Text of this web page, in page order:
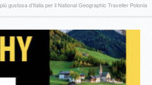
gustosa d’Italia per il National Geographic Traveller Polonia